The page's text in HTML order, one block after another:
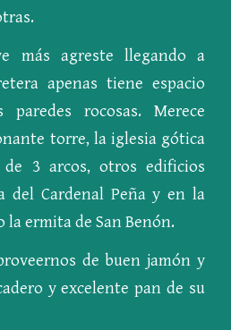
más agreste llegando a
apenas tiene espacio
rocosas. Merece
torre, la iglesia gótica
3 arcos, otros edificios
del Cardenal Peña y en la
la ermita de San Benón.
de buen jamón y
y excelente pan de su